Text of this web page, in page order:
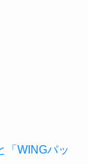
「WINGパッ